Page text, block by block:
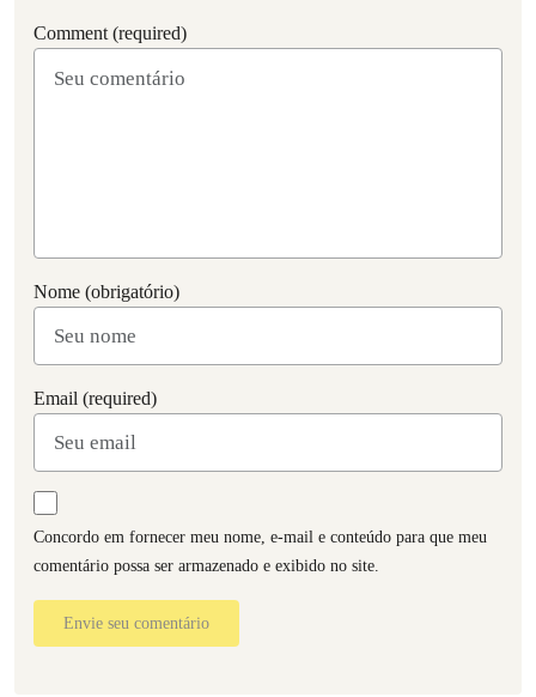
Comment (required)
Nome (obrigatório)
Email (required)
Concordo em fornecer meu nome, e-mail e conteúdo para que meu
comentário possa ser armazenado e exibido no site.
Envie seu comentário